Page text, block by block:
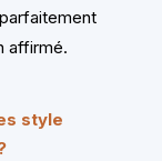
affirmé.
style